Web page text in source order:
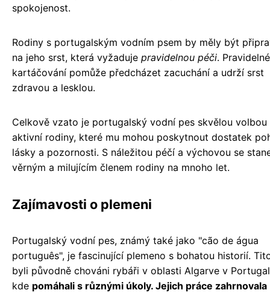
spokojenost.
Rodiny s portugalským vodním psem by měly být
na jeho srst, která vyžaduje pravidelnou péči. Pravidelné
kartáčování pomůže předcházet zacuchání a udrží srst
zdravou a lesklou.
Celkově vzato je portugalský vodní pes skvělou volbou
aktivní rodiny, které mu mohou poskytnout dostatek
lásky a pozornosti. S náležitou péčí a výchovou se
věrným a milujícím členem rodiny na mnoho let.
Zajímavosti o plemeni
Portugalský vodní pes, známý také jako "cão de água
português", je fascinující plemeno s bohatou historií.
byli původně chováni rybáři v oblasti Algarve v
kde pomáhali s různými úkoly. Jejich práce zahrnovala